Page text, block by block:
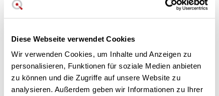
Diese Webseite verwendet Cookies
Wir verwenden Cookies, um Inhalte und Anzeigen zu
personalisieren, Funktionen für soziale Medien anbieten
zu können und die Zugriffe auf unsere Website zu
analysieren. Außerdem geben wir Informationen zu Ihrer
1 Zange/Schere mit rutschfesten, ergonomischen
1 Austernöffner 4
Bestecksets mit zwei Enden für Meeresfrüchte.
Ideal für Hummer und Langusten
Hergestellt in Frankreich mit der Qualitätsgarantie von